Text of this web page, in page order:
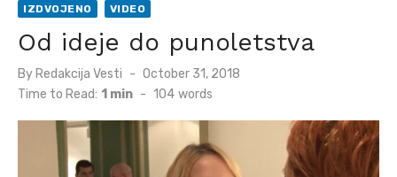
IZDVOJENO VIDEO
Od ideje do punoletstva
By Redakcija Vesti
Posted
on
October 31, 2018
Time to Read: 1 min - 104 words